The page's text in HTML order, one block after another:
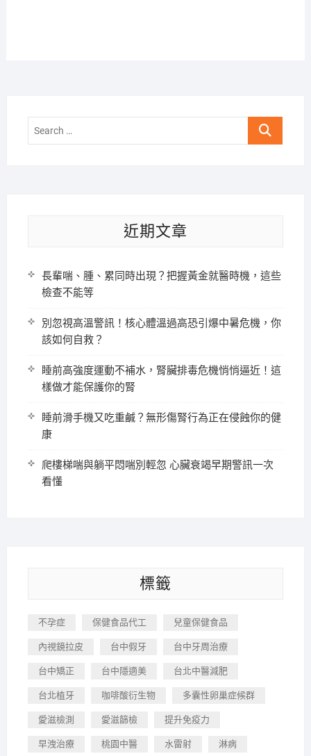
Search
近期文章
長輩喘、腫、累同時出現？把握黃金就醫時機，這些
檢查不能等
別忽視高溫警訊！核心體溫過高恐引爆中暑危機，你
該如何自救？
睡前高強度運動不補水，腎臟排毒危機悄悄逼近！這
樣做才能保護你的腎
睡前滑手機又吃重鹹？無形傷腎行為正在侵蝕你的健
康
爬樓梯喘與躺平悶喘別輕忽 心臟衰竭早期警訊一次
看懂
標籤
不孕症 保健食品代工 兒童保健食品
內視鏡拉皮 台中假牙 台中牙周治療
台中矯正 台中隱適美 台北中醫減肥
台北植牙 咖啡酸衍生物 多囊性卵巢症候群
愛滋檢測 愛滋篩檢 提升免疫力
早洩治療 桃園中醫 水雷射 淋病